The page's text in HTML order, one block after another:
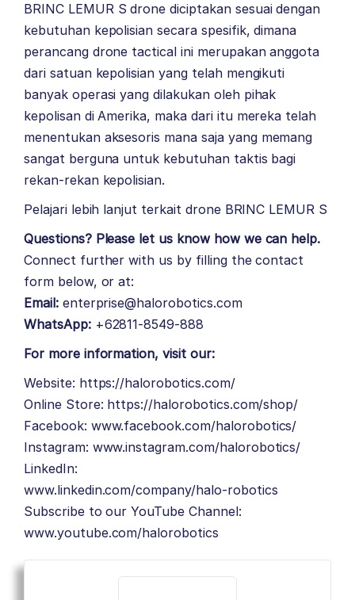
BRINC LEMUR S drone diciptakan sesuai dengan
kebutuhan kepolisian secara spesifik, dimana
perancang drone tactical ini merupakan anggota
dari satuan kepolisian yang telah mengikuti
banyak operasi yang dilakukan oleh pihak
kepolisan di Amerika, maka dari itu mereka telah
menentukan aksesoris mana saja yang memang
sangat berguna untuk kebutuhan taktis bagi
rekan-rekan kepolisian.
Pelajari lebih lanjut terkait drone BRINC LEMUR S
Questions? Please let us know how we can help.
Connect further with us by filling the contact
form below, or at:
Email: enterprise@halorobotics.com
WhatsApp:+62811-8549-888
For more information, visit our:
Website: https://halorobotics.com/
Online Store: https://halorobotics.com/shop/
Facebook: www.facebook.com/halorobotics/
Instagram: www.instagram.com/halorobotics/
LinkedIn:
www.linkedin.com/company/halo-robotics
Subscribe to our YouTube Channel:
www.youtube.com/halorobotics